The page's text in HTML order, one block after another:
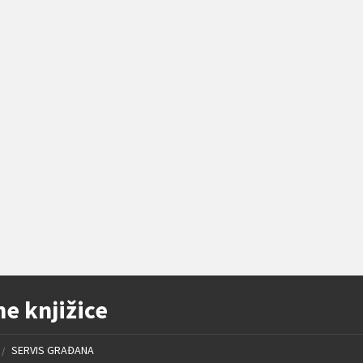
knjižice
/ SERVIS GRAĐANA